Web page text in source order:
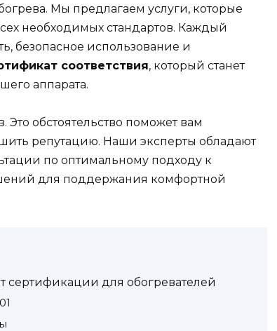
Мы предлагаем услуги, которые
необходимых стандартов. Каждый
безопасное использование и
соответствия, который станет
аппарата.
обстоятельство поможет вам
репутацию. Наши эксперты обладают
по оптимальному подходу к
для поддержания комфортной
сертификации для обогревателей